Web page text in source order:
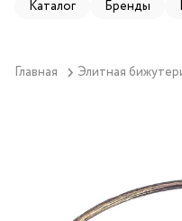
Каталог Бренды
Главная Элитная